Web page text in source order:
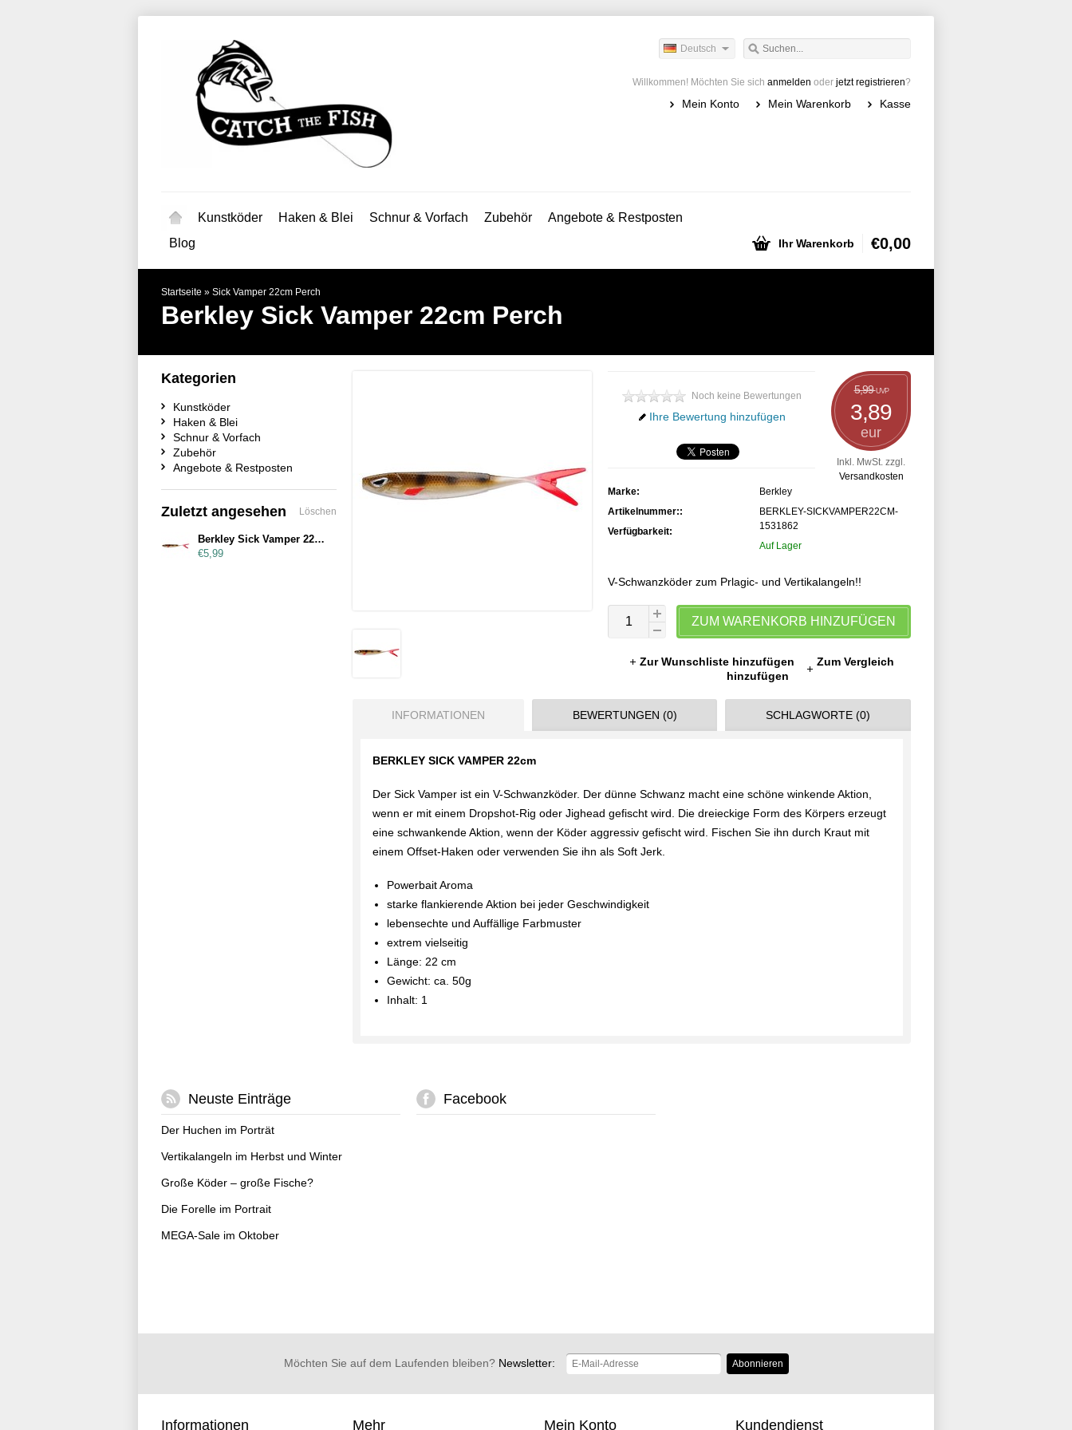
Deutsch
Willkommen! Möchten Sie sich anmelden oder jetzt registrieren?
Mein Konto Mein Warenkorb Kasse
Kunstköder Haken & Blei Schnur & Vorfach Zubehör
Angebote & Restposten
Blog
Ihr Warenkorb €0,00
Startseite » Sick Vamper 22cm Perch
Berkley Sick Vamper 22cm Perch
5,99UVP
3,89
eur
Inkl. MwSt. zzgl.
Versandkosten
Noch keine Bewertungen
Ihre Bewertung hinzufügen
Marke:
Berkley
Artikelnummer::
BERKLEY-SICKVAMPER22CM-
1531862
Verfügbarkeit:
Auf Lager
V-Schwanzköder zum Prlagic- und Vertikalangeln!!
ZUM WARENKORB HINZUFÜGEN
Zur Wunschliste hinzufügen
Zum Vergleich
hinzufügen
INFORMATIONEN BEWERTUNGEN (0) SCHLAGWORTE (0)
BERKLEY SICK VAMPER 22cm
Der Sick Vamper ist ein V-Schwanzköder. Der dünne Schwanz macht eine schöne winkende Aktion,
wenn er mit einem Dropshot-Rig oder Jighead gefischt wird. Die dreieckige Form des Körpers erzeugt
eine schwankende Aktion, wenn der Köder aggressiv gefischt wird. Fischen Sie ihn durch Kraut mit
einem Offset-Haken oder verwenden Sie ihn als Soft Jerk.
Powerbait Aroma
starke flankierende Aktion bei jeder Geschwindigkeit
lebensechte und Auffällige Farbmuster
extrem vielseitig
Länge: 22 cm
Gewicht: ca. 50g
Inhalt: 1
Kategorien
Kunstköder
Haken & Blei
Schnur & Vorfach
Zubehör
Angebote & Restposten
Zuletzt angesehen Löschen
Berkley Sick Vamper 22cm Perch
€5,99
Neuste Einträge
Der Huchen im Porträt
Vertikalangeln im Herbst und Winter
Große Köder – große Fische?
Die Forelle im Portrait
MEGA-Sale im Oktober
Facebook
Möchten Sie auf dem Laufenden bleiben?Newsletter: Abonnieren
Informationen Mehr Mein Konto Kundendienst